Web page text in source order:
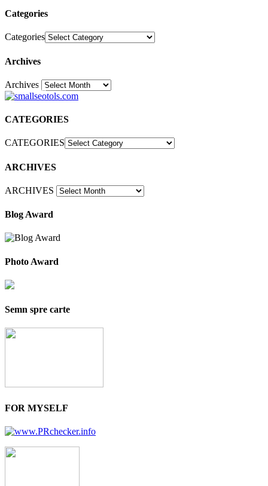
Categories
Categories
Archives
Archives30
CATEGORIES
CATEGORIES
ARCHIVES
ARCHIVES
Blog Award
Photo Award
Semn spre carte
FOR MYSELF